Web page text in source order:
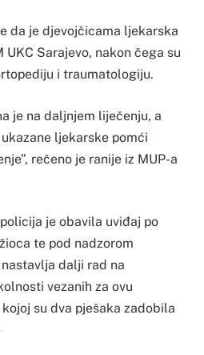
da je djevojčicama ljekarska
UKC Sarajevo, nakon čega su
i traumatologiju.
je na daljnjem liječenju, a
ljekarske pomći
rečeno je ranije iz MUP-a
je obavila uviđaj po
te pod nadzorom
dalji rad na
vezanih za ovu
su dva pješaka zadobila